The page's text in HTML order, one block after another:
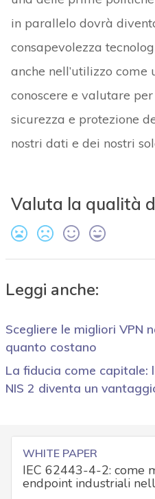
in parallelo dovrà
consapevolezza
anche nell’utilizzo
conoscere e valutare
sicurezza e protezione
nostri dati e dei nostri
Valuta la qualità
Leggi anche:
Scegliere le migliori VPN
quanto costano
La fiducia come capitale:
NIS 2 diventa un
WHITE PAPER
IEC 62443-4-2: come
endpoint industriali